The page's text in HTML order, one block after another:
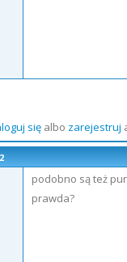
sięalbo zarejestruj
podobno są też
prawda?